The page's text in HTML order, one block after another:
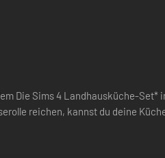
Die Sims 4 Landhausküche-
reichen, kannst du deine